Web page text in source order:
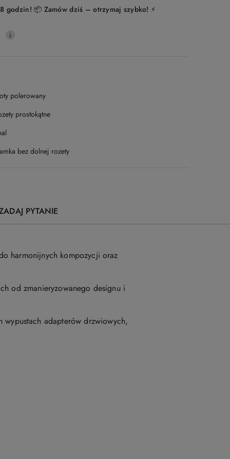
godzin! 📦 Zamów dziś – otrzymaj szybko! ⚡
polerowany
prostokątne
bez dolnej rozety
PYTANIE
harmonijnych kompozycji oraz
od zmanieryzowanego designu i
wypustach adapterów drzwiowych,